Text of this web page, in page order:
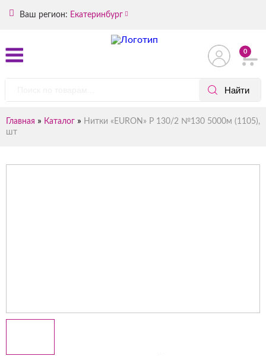
Ваш регион: Екатеринбург
0
Главная » Каталог » Нитки «EURON» Р 130/2 №130 5000м (1105),
шт